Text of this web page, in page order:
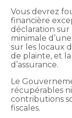
Vous devrez
financière
déclaration
minimale
sur les locaux
de plainte, et
d’assurance.
Le
récupérables
contributions
fiscales.